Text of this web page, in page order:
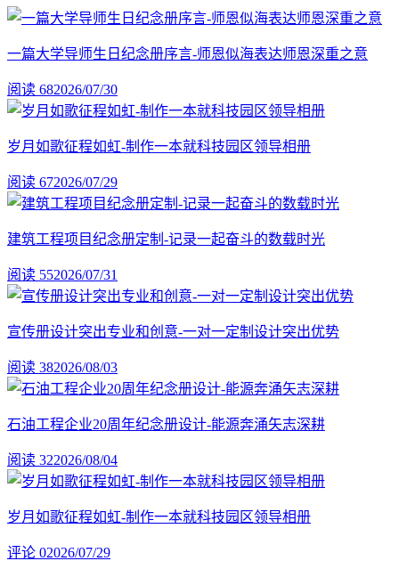
一篇大学导师生日纪念册序言-师恩似海表达师恩深重之意
阅读 682026/07/30
岁月如歌征程如虹-制作一本就科技园区领导相册
阅读 672026/07/29
建筑工程项目纪念册定制-记录一起奋斗的数载时光
阅读 552026/07/31
宣传册设计突出专业和创意-一对一定制设计突出优势
阅读 382026/08/03
石油工程企业20周年纪念册设计-能源奔涌矢志深耕
阅读 322026/08/04
岁月如歌征程如虹-制作一本就科技园区领导相册
评论 02026/07/29